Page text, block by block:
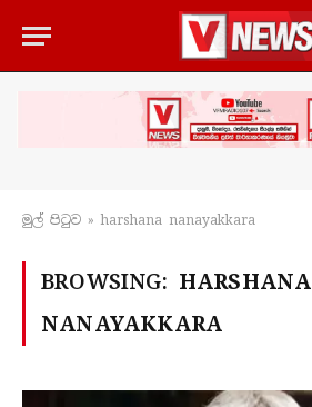
මුල් පිටු​ව » harshana nanayakkara
BROWSING: HARSHANA
NANAYAKKARA